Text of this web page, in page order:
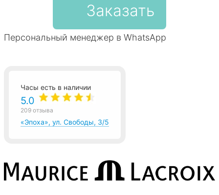
Заказать
Персональный менеджер в WhatsApp
Часы есть в наличии
5.0
209 отзыва
«Эпоха», ул. Свободы, 3/5